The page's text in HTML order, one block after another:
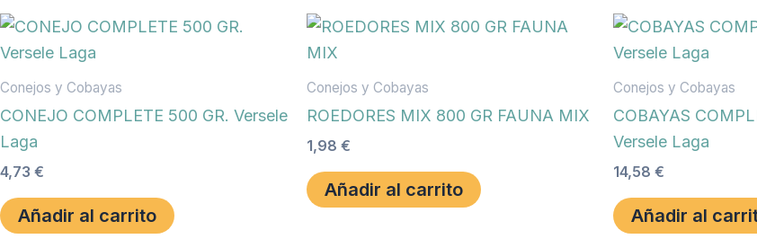
Conejos y Cobayas
CONEJO COMPLETE 500 GR. Versele
Laga
4,73 €
Añadir al carrito
Conejos y Cobayas
ROEDORES MIX 800 GR FAUNA MIX
1,98 €
Añadir al carrito
Conejos y Cobayas
COBAYAS
Versele Laga
14,58 €
Añadir al